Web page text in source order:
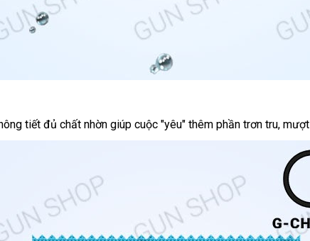
tiết đủ chất nhờn giúp cuộc "yêu" thêm phần trơn trunơi
, mượt